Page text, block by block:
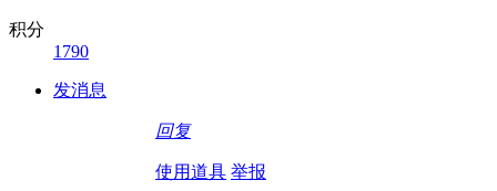
积分
1790
发消息
回复
使用道具 举报